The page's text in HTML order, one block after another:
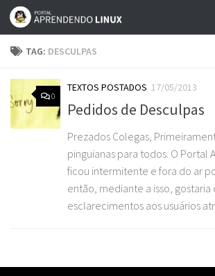
Skip to content
TAG: DESCULPAS
0
TEXTOS POSTADOS 17/05/2013
Pedidos de Desculpas
Prezados Colegas,
pinguianas para todos. O Portal
ficou intermitente e fora do ar
então, mediante a isso, gostaria
esclarecimentos aos usuários